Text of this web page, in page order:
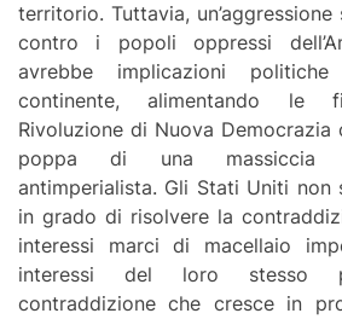
territorio. Tuttavia, un’aggressione
contro i popoli oppressi
avrebbe implicazioni
continente, alimentando le
Rivoluzione di Nuova
poppa di una massiccia
antimperialista. Gli Stati Uniti non
in grado di risolvere la
interessi marci di macellaio
interessi del loro stesso
contraddizione che cresce in